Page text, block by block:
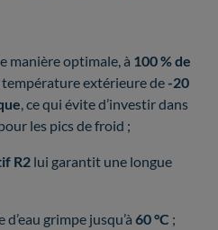
manière optimale, à 100 % de
température extérieure de-20
, ce qui évite d’investir dans
les pics de froid ;
R2 lui garantit une longue
grimpe jusqu’à 60 °C ;